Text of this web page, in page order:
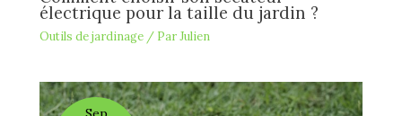
électrique pour la taille du jardin ?
Outils de jardinage/ ParJulien